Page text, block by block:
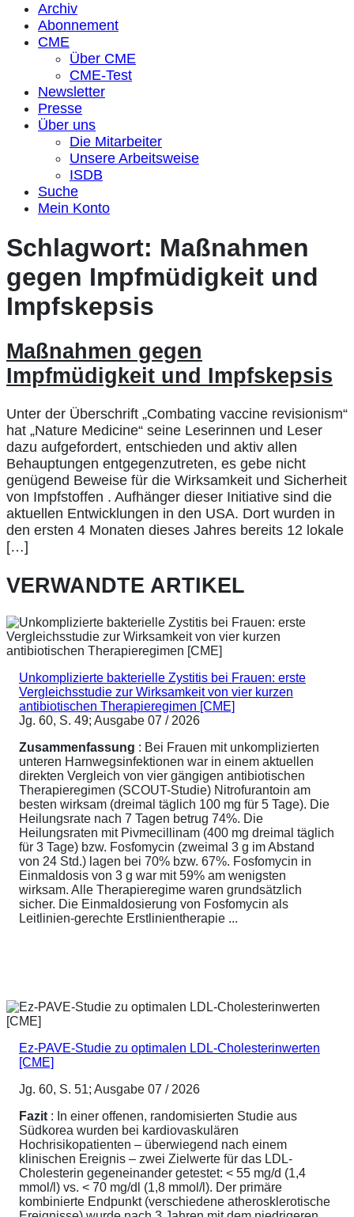
Archiv
Abonnement
CME
Über CME
CME-Test
Newsletter
Presse
Über uns
Die Mitarbeiter
Unsere Arbeitsweise
ISDB
Suche
Mein Konto
Schlagwort: Maßnahmen
gegen Impfmüdigkeit und
Impfskepsis
Maßnahmen gegen
Impfmüdigkeit und Impfskepsis
Unter der Überschrift „Combating vaccine revisionism“
hat „Nature Medicine“ seine Leserinnen und Leser
dazu aufgefordert, entschieden und aktiv allen
Behauptungen entgegenzutreten, es gebe nicht
genügend Beweise für die Wirksamkeit und Sicherheit
von Impfstoffen . Aufhänger dieser Initiative sind die
aktuellen Entwicklungen in den USA. Dort wurden in
den ersten 4 Monaten dieses Jahres bereits 12 lokale
[…]
VERWANDTE ARTIKEL
Unkomplizierte bakterielle Zystitis bei Frauen: erste
Vergleichsstudie zur Wirksamkeit von vier kurzen
antibiotischen Therapieregimen [CME]
Jg. 60, S. 49; Ausgabe 07 / 2026
Zusammenfassung : Bei Frauen mit unkomplizierten
unteren Harnwegsinfektionen war in einem aktuellen
direkten Vergleich von vier gängigen antibiotischen
Therapieregimen (SCOUT-Studie) Nitrofurantoin am
besten wirksam (dreimal täglich 100 mg für 5 Tage). Die
Heilungsrate nach 7 Tagen betrug 74%. Die
Heilungsraten mit Pivmecillinam (400 mg dreimal täglich
für 3 Tage) bzw. Fosfomycin (zweimal 3 g im Abstand
von 24 Std.) lagen bei 70% bzw. 67%. Fosfomycin in
Einmaldosis von 3 g war mit 59% am wenigsten
wirksam. Alle Therapieregime waren grundsätzlich
sicher. Die Einmaldosierung von Fosfomycin als
Leitlinien-gerechte Erstlinientherapie ...
Ez-PAVE-Studie zu optimalen LDL-Cholesterinwerten
[CME]
Jg. 60, S. 51; Ausgabe 07 / 2026
Fazit : In einer offenen, randomisierten Studie aus
Südkorea wurden bei kardiovaskulären
Hochrisikopatienten – überwiegend nach einem
klinischen Ereignis – zwei Zielwerte für das LDL-
Cholesterin gegeneinander getestet: < 55 mg/d (1,4
mmol/l) vs. < 70 mg/dl (1,8 mmol/l). Der primäre
kombinierte Endpunkt (verschiedene atherosklerotische